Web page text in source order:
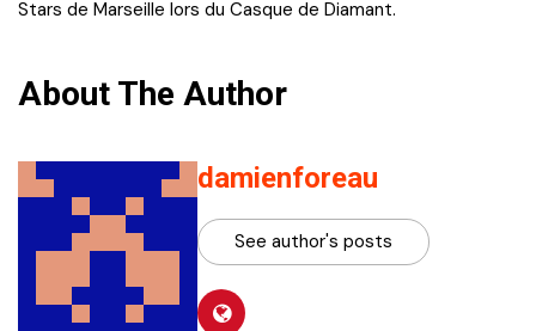
Stars de Marseille lors du Casque de Diamant.
About The Author
damienforeau
See author's posts